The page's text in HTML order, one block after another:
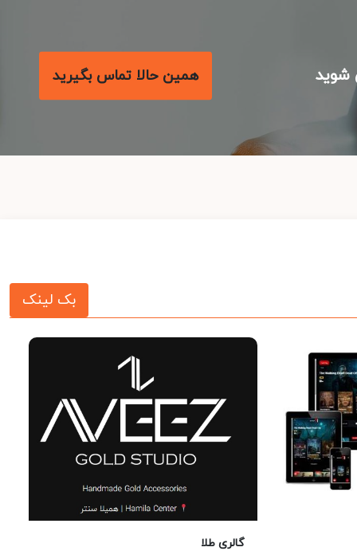
همین حالا تماس بگیرید
بک لینک
گالری طلا